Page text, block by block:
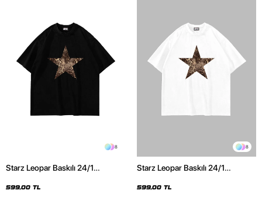
8
Starz Leopar Baskılı 24/1
599,00 TL
8
Starz Leopar Baskılı 24/1
599,00 TL